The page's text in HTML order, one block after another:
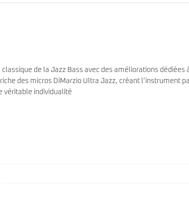
de la Jazz Bass avec des améliorations dédiées
des micros DiMarzio Ultra Jazz, créant l’instrument
véritable individualité